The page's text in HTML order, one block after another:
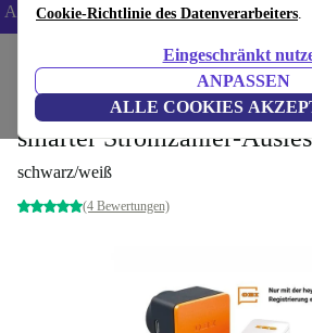
Cookie-Richtlinie des Datenverarbeiters.
Eingeschränkt
ANPASSEN
ALLE COOKIES
ANDROID5 -AGB
Elektrowerkzeuge
OBI ENERGY TRACKER
smarter Stromzähler-
schwarz/weiß
(4 Bewertungen)